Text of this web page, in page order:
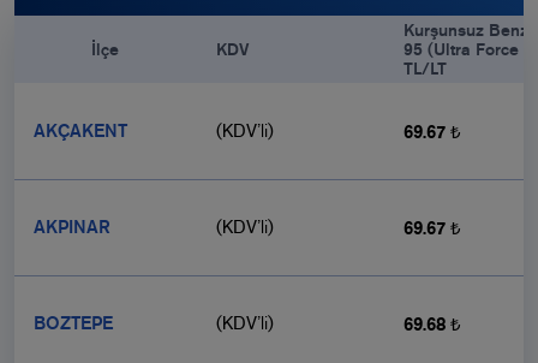
KDV
Kurşunsuz
95 (Ultra Force
TL/LT
AKÇAKENT (KDV’li) 69.67 ₺
AKPINAR (KDV’li) 69.67 ₺
BOZTEPE (KDV’li) 69.68 ₺